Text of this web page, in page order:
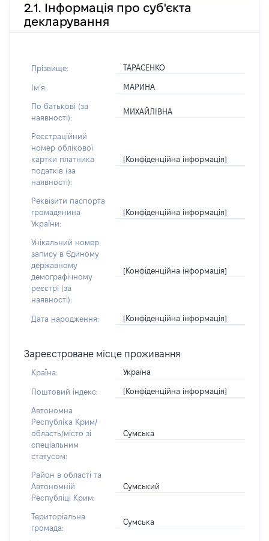
2.1. Інформація про суб'єкта
декларування
Прізвище: ТАРАСЕНКО
Імʼя: МАРИНА
По батькові (за
наявності):
МИХАЙЛІВНА
Реєстраційний
номер облікової
картки платника
податків (за
наявності):
[Конфіденційна інформація]
Реквізити паспорта
громадянина
України:
[Конфіденційна інформація]
Унікальний номер
запису в Єдиному
державному
демографічному
реєстрі (за
наявності):
[Конфіденційна інформація]
Дата народження: [Конфіденційна інформація]
Зареєстроване місце проживання
Країна: Україна
Поштовий індекс: [Конфіденційна інформація]
Автономна
Республіка Крим/
область/місто зі
спеціальним
статусом:
Сумська
Район в області та
Автономній
Республіці Крим:
Сумський
Територіальна
громада:
Сумська